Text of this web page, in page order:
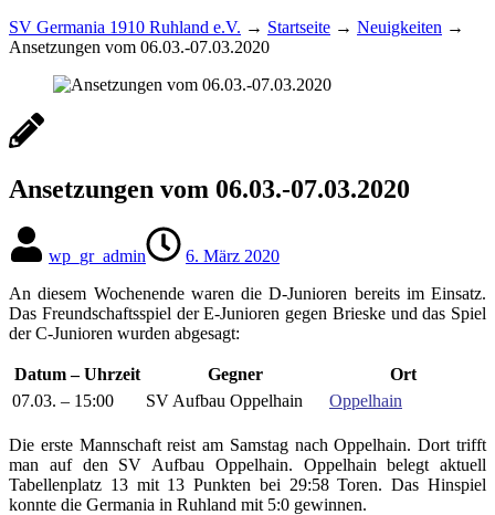
SV Germania 1910 Ruhland e.V. → Startseite → Neuigkeiten →
Ansetzungen vom 06.03.-07.03.2020
Ansetzungen vom 06.03.-07.03.2020
wp_gr_admin
6. März 2020
An diesem Wochenende waren die D-Junioren bereits im Einsatz.
Das Freundschaftsspiel der E-Junioren gegen Brieske und das Spiel
der C-Junioren wurden abgesagt:
Datum – Uhrzeit Gegner
Ort
07.03. – 15:00
SV Aufbau Oppelhain Oppelhain
Die erste Mannschaft reist am Samstag nach Oppelhain. Dort trifft
man auf den SV Aufbau Oppelhain. Oppelhain belegt aktuell
Tabellenplatz 13 mit 13 Punkten bei 29:58 Toren. Das Hinspiel
konnte die Germania in Ruhland mit 5:0 gewinnen.